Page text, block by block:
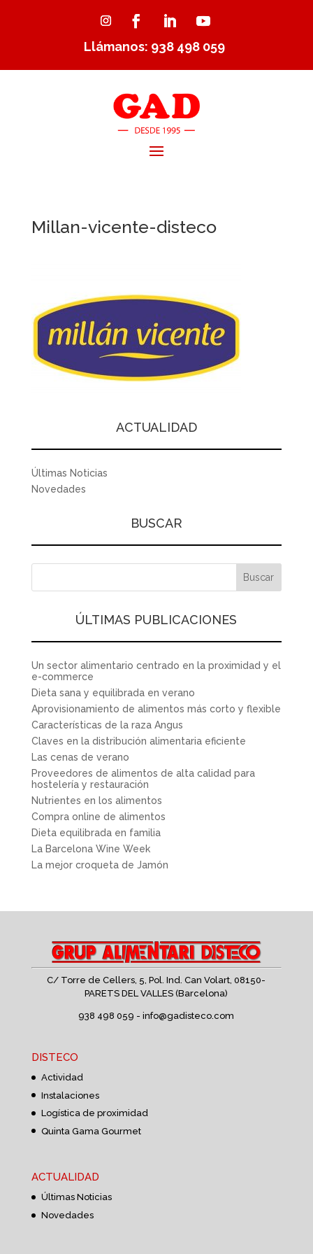
Llámanos: 938 498 059
Millan-vicente-disteco
ACTUALIDAD
Últimas Noticias
Novedades
BUSCAR
ÚLTIMAS PUBLICACIONES
Un sector alimentario centrado en la proximidad y el
e-commerce
Dieta sana y equilibrada en verano
Aprovisionamiento de alimentos más corto y flexible
Características de la raza Angus
Claves en la distribución alimentaria eficiente
Las cenas de verano
Proveedores de alimentos de alta calidad para
hostelería y restauración
Nutrientes en los alimentos
Compra online de alimentos
Dieta equilibrada en familia
La Barcelona Wine Week
La mejor croqueta de Jamón
C/ Torre de Cellers, 5, Pol. Ind. Can Volart,08150-
PARETS DEL VALLES (Barcelona)
938 498 059 -info@gadisteco.com
DISTECO
Actividad
Instalaciones
Logística de proximidad
Quinta Gama Gourmet
ACTUALIDAD
Últimas Noticias
Novedades